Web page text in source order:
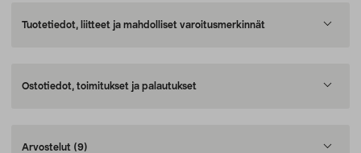
Tuotetiedot, liitteet ja mahdolliset varoitusmerkinnät
Ostotiedot, toimitukset ja palautukset
Arvostelut (9)